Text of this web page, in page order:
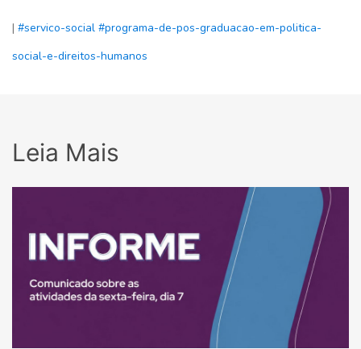
| #servico-social #programa-de-pos-graduacao-em-politica-
social-e-direitos-humanos
Leia Mais